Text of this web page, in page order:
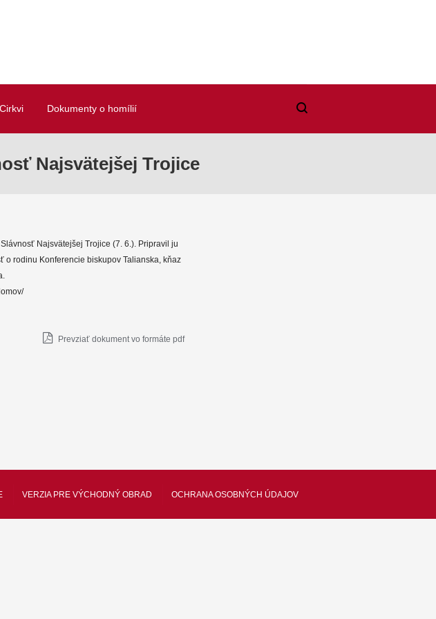
Dokumenty o homílií
Najsvätejšej Trojice
Najsvätejšej Trojice (7. 6.). Pripravil ju
rodinu Konferencie biskupov Talianska, kňaz
Prevziať dokument vo formáte pdf
VERZIA PRE VÝCHODNÝ OBRAD OCHRANA OSOBNÝCH ÚDAJOV